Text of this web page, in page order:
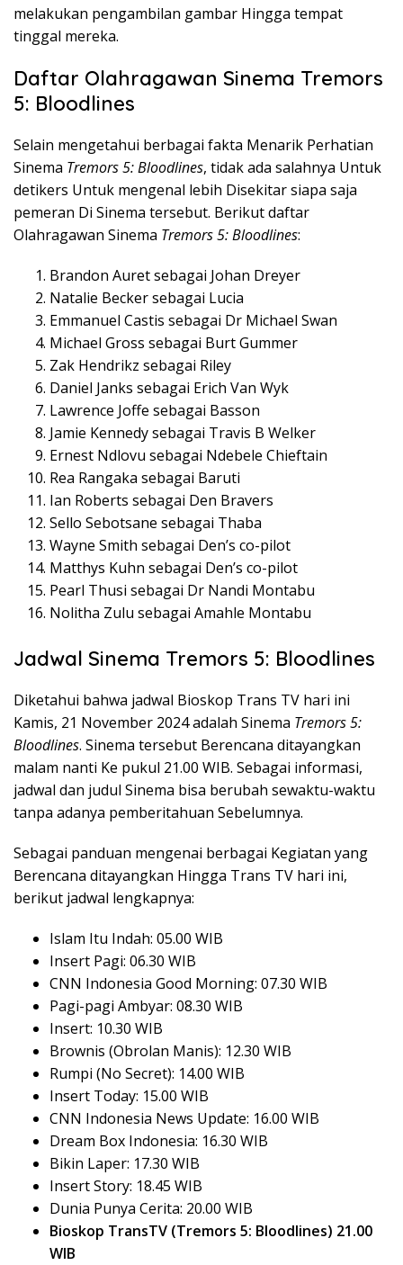
melakukan pengambilan gambar Hingga tempat
tinggal mereka.
Daftar Olahragawan Sinema Tremors
5: Bloodlines
Selain mengetahui berbagai fakta Menarik Perhatian
Sinema Tremors 5: Bloodlines, tidak ada salahnya Untuk
detikers Untuk mengenal lebih Disekitar siapa saja
pemeran Di Sinema tersebut. Berikut daftar
Olahragawan Sinema Tremors 5: Bloodlines:
Brandon Auret sebagai Johan Dreyer
Natalie Becker sebagai Lucia
Emmanuel Castis sebagai Dr Michael Swan
Michael Gross sebagai Burt Gummer
Zak Hendrikz sebagai Riley
Daniel Janks sebagai Erich Van Wyk
Lawrence Joffe sebagai Basson
Jamie Kennedy sebagai Travis B Welker
Ernest Ndlovu sebagai Ndebele Chieftain
Rea Rangaka sebagai Baruti
Ian Roberts sebagai Den Bravers
Sello Sebotsane sebagai Thaba
Wayne Smith sebagai Den’s co-pilot
Matthys Kuhn sebagai Den’s co-pilot
Pearl Thusi sebagai Dr Nandi Montabu
Nolitha Zulu sebagai Amahle Montabu
Jadwal Sinema Tremors 5: Bloodlines
Diketahui bahwa jadwal Bioskop Trans TV hari ini
Kamis, 21 November 2024 adalah Sinema Tremors 5:
Bloodlines. Sinema tersebut Berencana ditayangkan
malam nanti Ke pukul 21.00 WIB. Sebagai informasi,
jadwal dan judul Sinema bisa berubah sewaktu-waktu
tanpa adanya pemberitahuan Sebelumnya.
Sebagai panduan mengenai berbagai Kegiatan yang
Berencana ditayangkan Hingga Trans TV hari ini,
berikut jadwal lengkapnya:
Islam Itu Indah: 05.00 WIB
Insert Pagi: 06.30 WIB
CNN Indonesia Good Morning: 07.30 WIB
Pagi-pagi Ambyar: 08.30 WIB
Insert: 10.30 WIB
Brownis (Obrolan Manis): 12.30 WIB
Rumpi (No Secret): 14.00 WIB
Insert Today: 15.00 WIB
CNN Indonesia News Update: 16.00 WIB
Dream Box Indonesia: 16.30 WIB
Bikin Laper: 17.30 WIB
Insert Story: 18.45 WIB
Dunia Punya Cerita: 20.00 WIB
Bioskop TransTV (Tremors 5: Bloodlines) 21.00
WIB